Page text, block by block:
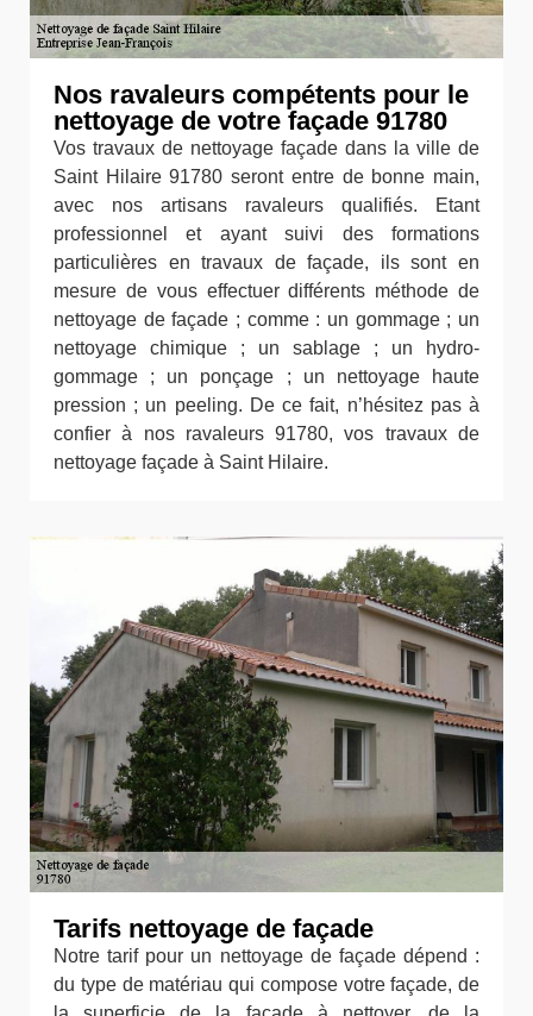
Nos ravaleurs compétents pour le
nettoyage de votre façade 91780
Vos travaux de nettoyage façade dans la ville de
Saint Hilaire 91780 seront entre de bonne main,
avec nos artisans ravaleurs qualifiés. Etant
professionnel et ayant suivi des formations
particulières en travaux de façade, ils sont en
mesure de vous effectuer différents méthode de
nettoyage de façade ; comme : un gommage ; un
nettoyage chimique ; un sablage ; un hydro-
gommage ; un ponçage ; un nettoyage haute
pression ; un peeling. De ce fait, n’hésitez pas à
confier à nos ravaleurs 91780, vos travaux de
nettoyage façade à Saint Hilaire.
Tarifs nettoyage de façade
Notre tarif pour un nettoyage de façade dépend :
du type de matériau qui compose votre façade, de